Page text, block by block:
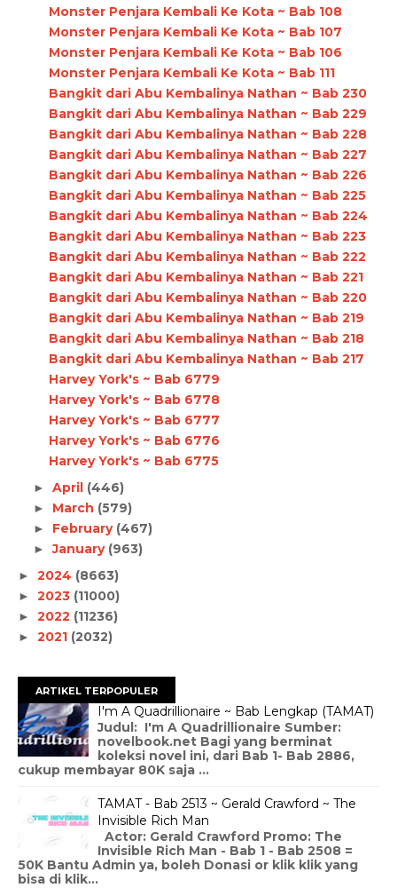
Monster Penjara Kembali Ke Kota ~ Bab 108
Monster Penjara Kembali Ke Kota ~ Bab 107
Monster Penjara Kembali Ke Kota ~ Bab 106
Monster Penjara Kembali Ke Kota ~ Bab 111
Bangkit dari Abu Kembalinya Nathan ~ Bab 230
Bangkit dari Abu Kembalinya Nathan ~ Bab 229
Bangkit dari Abu Kembalinya Nathan ~ Bab 228
Bangkit dari Abu Kembalinya Nathan ~ Bab 227
Bangkit dari Abu Kembalinya Nathan ~ Bab 226
Bangkit dari Abu Kembalinya Nathan ~ Bab 225
Bangkit dari Abu Kembalinya Nathan ~ Bab 224
Bangkit dari Abu Kembalinya Nathan ~ Bab 223
Bangkit dari Abu Kembalinya Nathan ~ Bab 222
Bangkit dari Abu Kembalinya Nathan ~ Bab 221
Bangkit dari Abu Kembalinya Nathan ~ Bab 220
Bangkit dari Abu Kembalinya Nathan ~ Bab 219
Bangkit dari Abu Kembalinya Nathan ~ Bab 218
Bangkit dari Abu Kembalinya Nathan ~ Bab 217
Harvey York's ~ Bab 6779
Harvey York's ~ Bab 6778
Harvey York's ~ Bab 6777
Harvey York's ~ Bab 6776
Harvey York's ~ Bab 6775
► April (446)
► March (579)
► February (467)
►January (963)
► 2024 (8663)
► 2023 (11000)
► 2022 (11236)
► 2021 (2032)
ARTIKEL TERPOPULER
I'm A Quadrillionaire ~ Bab Lengkap (TAMAT)
Judul: I'm A Quadrillionaire Sumber:
novelbook.net Bagi yang berminat
koleksi novel ini, dari Bab 1- Bab 2886,
cukup membayar 80K saja ...
TAMAT - Bab 2513 ~ Gerald Crawford ~ The
Invisible Rich Man
Actor: Gerald Crawford Promo: The
Invisible Rich Man - Bab 1 - Bab 2508 =
50K Bantu Admin ya, boleh Donasi or klik klik yang
bisa di klik...